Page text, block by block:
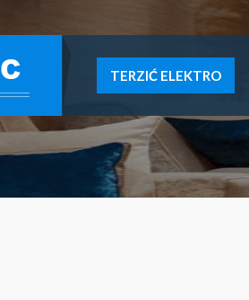
TERZIĆ ELEKTRO